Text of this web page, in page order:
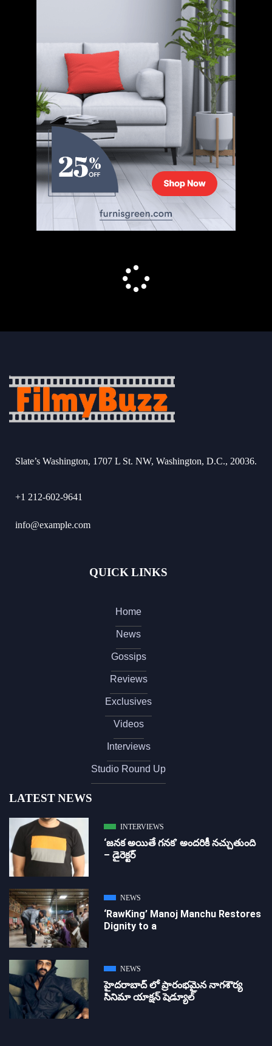
Slate’s Washington, 1707 L St. NW, Washington, D.C., 20036.
+1 212-602-9641
info@example.com
QUICK LINKS
Home
News
Gossips
Reviews
Exclusives
Videos
Interviews
Studio Round Up
LATEST NEWS
INTERVIEWS
‘జ‌న‌క అయితే గ‌న‌క‌’ అందరికీ నచ్చుతుంది
– డైరెక్ట‌ర్
NEWS
‘RawKing’ Manoj Manchu Restores
Dignity to a
NEWS
హైదరాబాద్ లో ప్రారంభమైన నాగశౌర్య
సినిమా యాక్షన్ షెడ్యూల్